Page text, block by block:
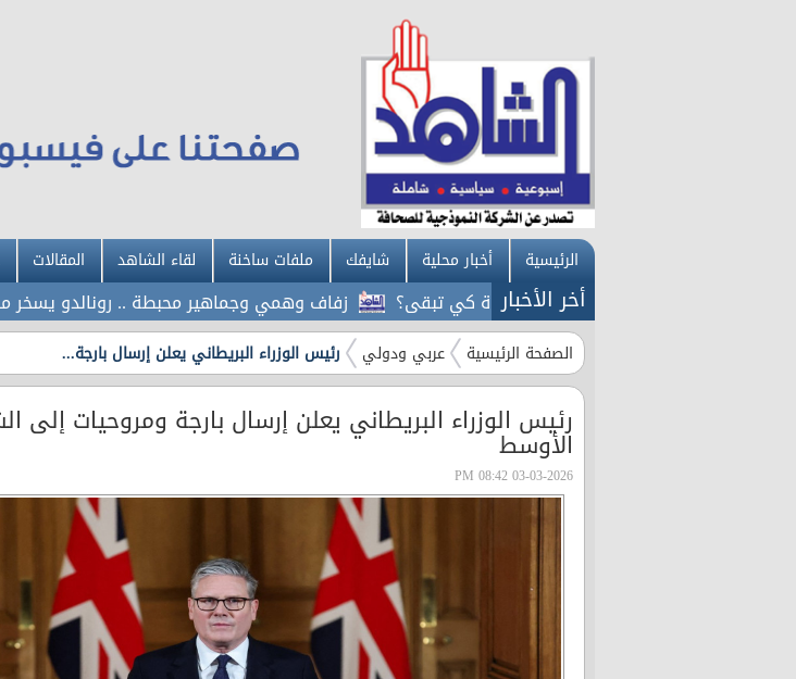
الرئيسية أخبار محلية شايفك ملفات ساخنة لقاء الشاهد المقالات
أخر الأخبار
حماية المعرفة تحتاج إلى حكومة كي تبقى؟ زفاف وهمي وجماهير محبطة .. رونالدو يسخر من
الصفحة الرئيسية عربي ودولي رئيس الوزراء البريطاني يعلن إرسال بارجة...
رئيس الوزراء البريطاني يعلن إرسال بارجة ومروحيات إلى
الأوسط
03-03-2026 08:42 PM